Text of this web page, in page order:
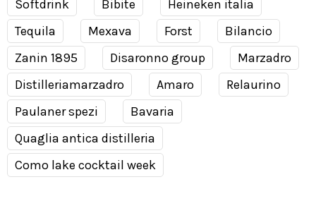
Softdrink
Bibite
Heineken italia
Tequila
Mexava Forst
Bilancio
Zanin 1895
Disaronno group
Marzadro
Distilleriamarzadro
Amaro
Relaurino
Paulaner spezi
Bavaria
Quaglia antica distilleria
Como lake cocktail week